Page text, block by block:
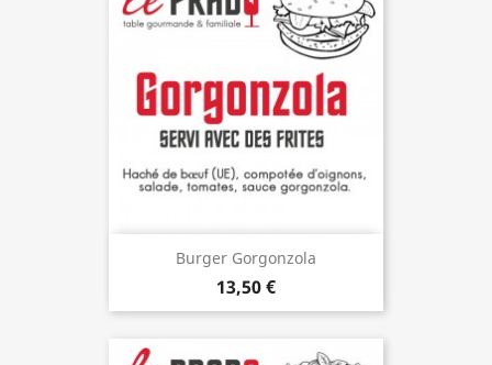
Burger Gorgonzola
13,50 €